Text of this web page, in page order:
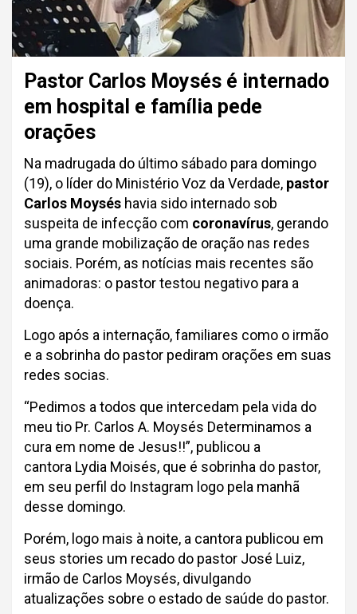
Pastor Carlos Moysés é internado
em hospital e família pede
orações
Na madrugada do último sábado para domingo
(19), o líder do Ministério Voz da Verdade, pastor
Carlos Moysés havia sido internado sob
suspeita de infecção com coronavírus, gerando
uma grande mobilização de oração nas redes
sociais. Porém, as notícias mais recentes são
animadoras: o pastor testou negativo para a
doença.
Logo após a internação, familiares como o irmão
e a sobrinha do pastor pediram orações em suas
redes socias.
“Pedimos a todos que intercedam pela vida do
meu tio Pr. Carlos A. Moysés Determinamos a
cura em nome de Jesus!!”, publicou a
cantora Lydia Moisés, que é sobrinha do pastor,
em seu perfil do Instagram logo pela manhã
desse domingo.
Porém, logo mais à noite, a cantora publicou em
seus stories um recado do pastor José Luiz,
irmão de Carlos Moysés, divulgando
atualizações sobre o estado de saúde do pastor.